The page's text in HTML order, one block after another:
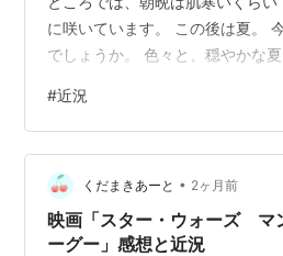
に咲いています。 この後は夏。
でしょうか。 色々と、穏やかな
増えてきていて。 その理由は、
が、このところ急に変わってき
けたことで。 父は、北海道の病
在住の自分は、なかなか見舞いに
父の顔を見るたびに、「もうこ
な」と思うようにしていました。
#近況
くだまきあーと • 2ヶ月前
映画「スター・ウォーズ マ
ーグー」感想と近況